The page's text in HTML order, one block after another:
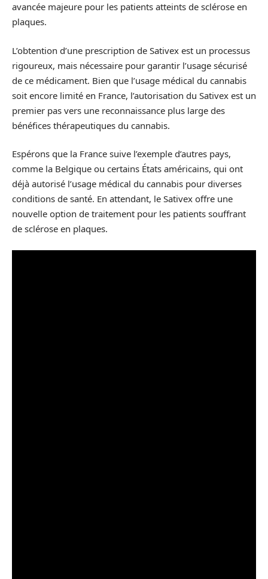
avancée majeure pour les patients atteints de sclérose en
plaques.
L’obtention d’une prescription de Sativex est un processus
rigoureux, mais nécessaire pour garantir l’usage sécurisé
de ce médicament. Bien que l’usage médical du cannabis
soit encore limité en France, l’autorisation du Sativex est un
premier pas vers une reconnaissance plus large des
bénéfices thérapeutiques du cannabis.
Espérons que la France suive l’exemple d’autres pays,
comme la Belgique ou certains États américains, qui ont
déjà autorisé l’usage médical du cannabis pour diverses
conditions de santé. En attendant, le Sativex offre une
nouvelle option de traitement pour les patients souffrant
de sclérose en plaques.